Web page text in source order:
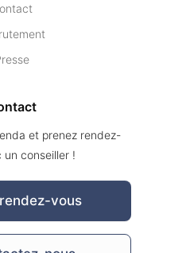
et prenez rendez-
un conseiller !
vous